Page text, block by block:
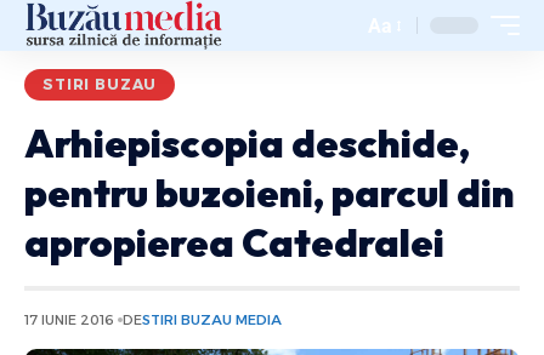
Aa
STIRI BUZAU
Arhiepiscopia deschide,
pentru buzoieni, parcul din
apropierea Catedralei
17 IUNIE 2016 DESTIRI BUZAU MEDIA